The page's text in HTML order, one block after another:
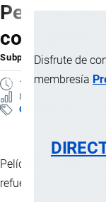
Disfrute de
membresía
de
navegación
Película de
contraíble
Subpartida Arancelaria
1 MINUTO
8 VISTAS
Clasificación
Película de plástico
refuerzos de fibra de